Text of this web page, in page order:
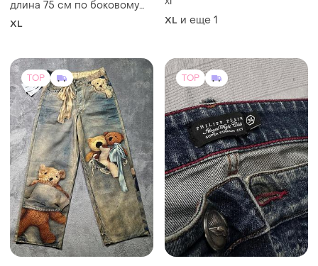
длина 75 см по боковому
шву!
XL XL и еще 1
TOP TOP